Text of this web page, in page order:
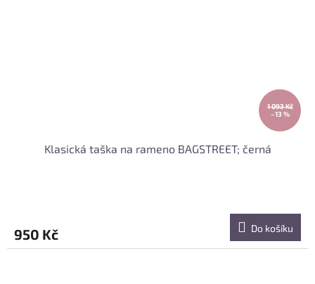
1 093 Kč
–13 %
Klasická taška na rameno BAGSTREET; černá
950 Kč Do košíku